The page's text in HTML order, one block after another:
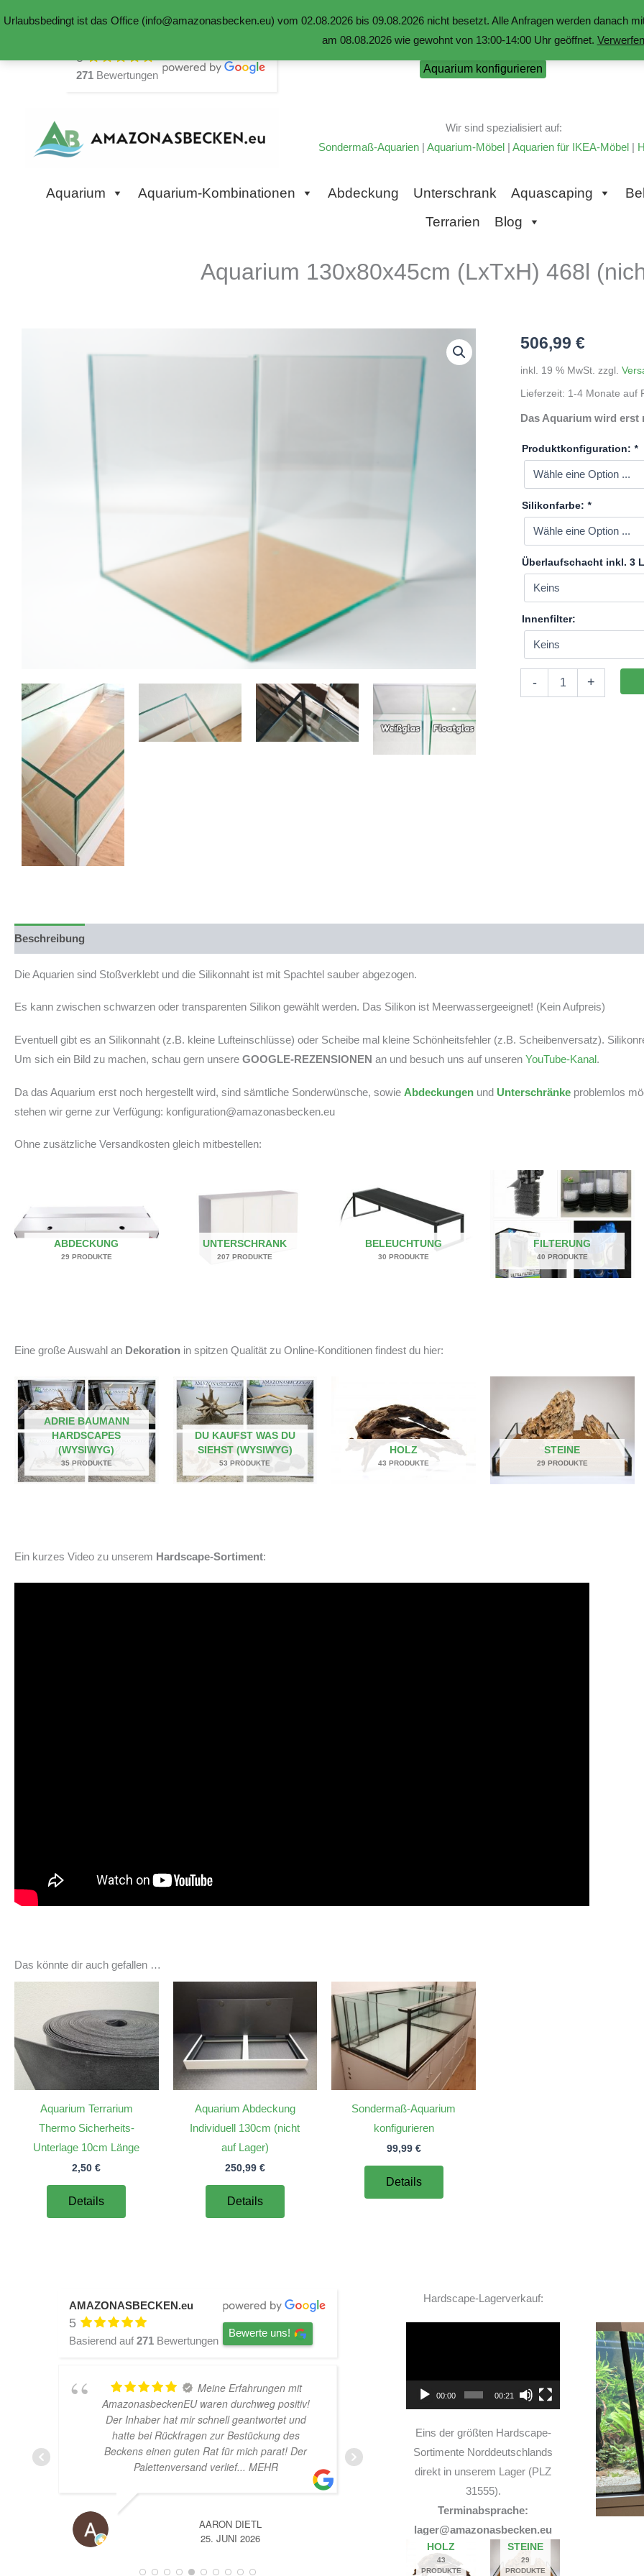
Urlaubsbedingt ist das Office (info@amazonasbecken.eu) vom 02.08.2026 bis 09.08.2026 nicht besetzt. Alle Anfragen werden danach
am 08.08.2026 wie gewohnt von 13:00-14:00 Uhr geöffnet. Verwerfen
5
271 Bewertungen
Aquarium konfigurieren
Wir sind spezialisiert auf:
Sondermaß-Aquarien | Aquarium-Möbel | Aquarien für IKEA-Möbel |
Aquarium Aquarium-Kombinationen Abdeckung Unterschrank Aquascaping
Terrarien
Blog
Aquarium 130x80x45cm (LxTxH) 468l
506,99€
inkl. 19 % MwSt. zzgl.
Lieferzeit: 1-4 Monate auf
Das Aquarium wird erst
Produktkonfiguration:*
Silikonfarbe:*
Überlaufschacht inkl. 3
Innenfilter:
-
130x80x45cm
+
Beschreibung
Die Aquarien sind Stoßverklebt und die Silikonnaht ist mit Spachtel sauber abgezogen.
Es kann zwischen schwarzen oder transparenten Silikon gewählt werden. Das Silikon ist Meerwassergeeignet! (Kein Aufpreis)
Eventuell gibt es an Silikonnaht (z.B. kleine Lufteinschlüsse) oder Scheibe mal kleine Schönheitsfehler (z.B. Scheibenversatz).
Um sich ein Bild zu machen, schau gern unsere GOOGLE-REZENSIONEN an und besuch uns auf unseren YouTube-Kanal.
Da das Aquarium erst noch hergestellt wird, sind sämtliche Sonderwünsche, sowie Abdeckungen und Unterschränke problemlos
stehen wir gerne zur Verfügung: konfiguration@amazonasbecken.eu
Ohne zusätzliche Versandkosten gleich mitbestellen:
ABDECKUNG
29 PRODUKTE
UNTERSCHRANK
207 PRODUKTE
BELEUCHTUNG
30 PRODUKTE
FILTERUNG
40 PRODUKTE
Eine große Auswahl an Dekoration in spitzen Qualität zu Online-Konditionen findest du hier:
ADRIE BAUMANN
HARDSCAPES
(WYSIWYG)
35 PRODUKTE
DU KAUFST WAS DU
SIEHST (WYSIWYG)
53 PRODUKTE
HOLZ
43 PRODUKTE
STEINE
29 PRODUKTE
Ein kurzes Video zu unserem Hardscape-Sortiment:
Das könnte dir auch gefallen …
Aquarium Terrarium
Thermo Sicherheits-
Unterlage 10cm Länge
2,50€
Details
Aquarium Abdeckung
Individuell 130cm (nicht
auf Lager)
250,99 €
Details
Sondermaß-Aquarium
konfigurieren
99,99 €
Details
AMAZONASBECKEN.eu
5
Basierend auf 271 Bewertungen
Bewerte uns!
Meine Erfahrungen mit
AmazonasbeckenEU waren durchweg positiv!
Der Inhaber hat mir schnell geantwortet und
hatte bei Rückfragen zur Bestückung des
Beckens einen guten Rat für mich parat! Der
Palettenversand verlief... MEHR
AARON DIETL
25. JUNI 2026
TOP Hardscape im Laden
und sehr nette Beratung! Ich bin super Glücklich
A
14. JUNI 2026
Hardscape-Lagerverkauf:
00:00 00:21
Eins der größten Hardscape-
Sortimente Norddeutschlands
direkt in unserem Lager (PLZ
31555).
Terminabsprache:
lager@amazonasbecken.eu
HOLZ
43
PRODUKTE
STEINE
29
PRODUKTE